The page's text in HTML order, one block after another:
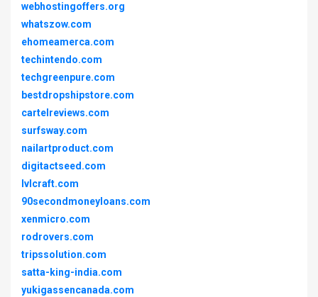
webhostingoffers.org
whatszow.com
ehomeamerca.com
techintendo.com
techgreenpure.com
bestdropshipstore.com
cartelreviews.com
surfsway.com
nailartproduct.com
digitactseed.com
lvlcraft.com
90secondmoneyloans.com
xenmicro.com
rodrovers.com
tripssolution.com
satta-king-india.com
yukigassencanada.com